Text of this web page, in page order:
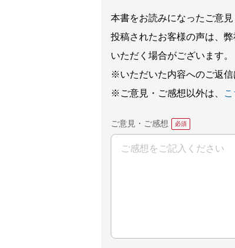
本書をお読みになったご意
投稿されたお客様の声は、
いただく場合がございます。
※いただいた内容へのご返信
※ご意見・ご感想以外は、
ご意見・ご感想